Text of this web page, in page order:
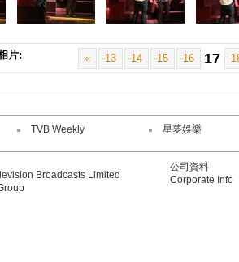
片: « 13 14 15 16 17
TVB Weekly 星夢娛樂
Broadcasts Limited
公司資料
Corporate Info